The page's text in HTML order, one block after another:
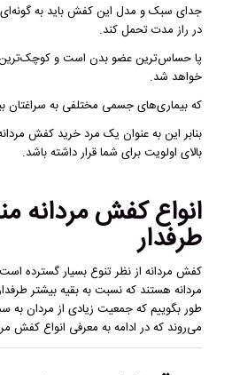
جدای سبک و مدل این کفش باید به گونه‌ای
در راز مدت تحمل کند.
پا حساس‌ترین عضو بدن است و
خواهد شد.
که بیماری‌های جسمی مختلفی به سراغتان
بنابر این به عنوان یک مرد خرید کفش
بالای اولویت برای شما قرار داشته باشد.
انواع کفش مردانه
طرفدار
کفش مردانه از نظر تنوع بسیار گسترده
مردانه هستند که نسبت به بقیه بیشتر
طور بگوییم که جمعیت زیادی از مردان
می‌روند که در ادامه به معرفی انواع کفش